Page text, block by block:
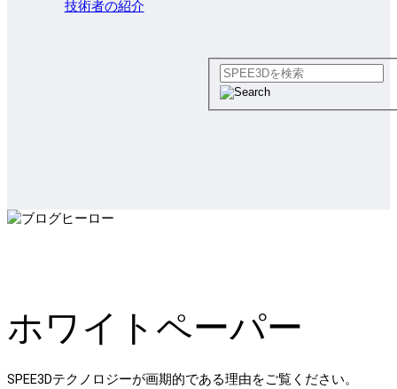
技術者の紹介
ホワイトペーパー
SPEE3Dテクノロジーが画期的である理由をご覧ください。